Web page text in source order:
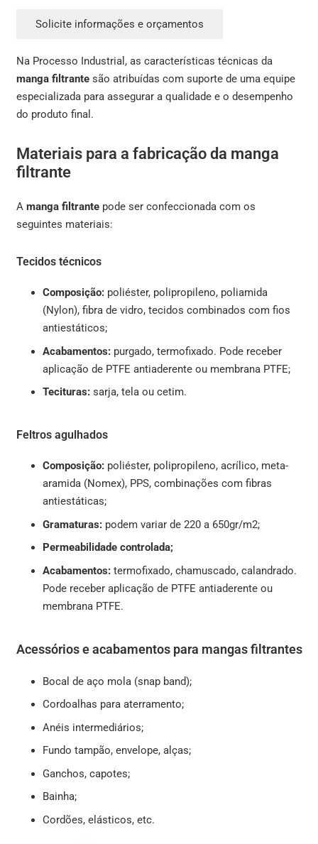
Solicite informações e orçamentos
Na Processo Industrial, as características técnicas da
manga filtrantesão atribuídas com suporte de uma equipe
especializada para assegurar a qualidade e o desempenho
do produto final.
Materiais para a fabricação da manga
filtrante
A manga filtrantepode ser confeccionada com os
seguintes materiais:
Tecidos técnicos
Composição: poliéster, polipropileno, poliamida
(Nylon), fibra de vidro, tecidos combinados com fios
antiestáticos;
Acabamentos: purgado, termofixado. Pode receber
aplicação de PTFE antiaderente ou membrana PTFE;
Tecituras: sarja, tela ou cetim.
Feltros agulhados
Composição: poliéster, polipropileno, acrílico, meta-
aramida (Nomex), PPS, combinações com fibras
antiestáticas;
Gramaturas: podem variar de 220 a 650gr/m2;
Permeabilidade controlada;
Acabamentos: termofixado, chamuscado, calandrado.
Pode receber aplicação de PTFE antiaderente ou
membrana PTFE.
Acessórios e acabamentos para mangas filtrantes
Bocal de aço mola (snap band);
Cordoalhas para aterramento;
Anéis intermediários;
Fundo tampão, envelope, alças;
Ganchos, capotes;
Bainha;
Cordões, elásticos, etc.